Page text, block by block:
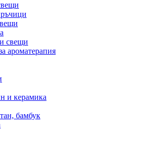
свещи
ароматерапия
и керамика
бамбук